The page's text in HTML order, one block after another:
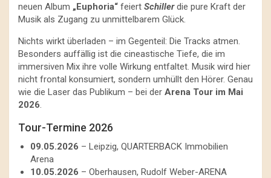
neuen Album „Euphoria“ feiert Schillerdie pure Kraft der
Musik als Zugang zu unmittelbarem Glück.
Nichts wirkt überladen – im Gegenteil: Die Tracks atmen.
Besonders auffällig ist die cineastische Tiefe, die im
immersiven Mix ihre volle Wirkung entfaltet. Musik wird hier
nicht frontal konsumiert, sondern umhüllt den Hörer. Genau
wie die Laser das Publikum – bei der Arena Tour im Mai
2026.
Tour-Termine 2026
09.05.2026 – Leipzig, QUARTERBACK Immobilien
Arena
10.05.2026 – Oberhausen, Rudolf Weber-ARENA